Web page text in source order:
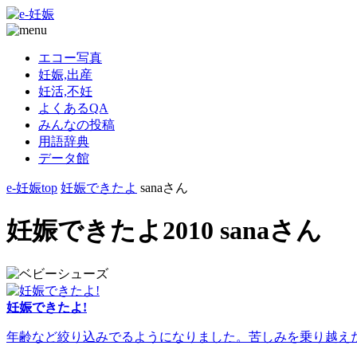
エコー写真
妊娠,出産
妊活,不妊
よくあるQA
みんなの投稿
用語辞典
データ館
e-妊娠top 妊娠できたよ sanaさん
妊娠できたよ2010 sanaさん
妊娠できたよ!
年齢など絞り込みでるようになりました。苦しみを乗り越え